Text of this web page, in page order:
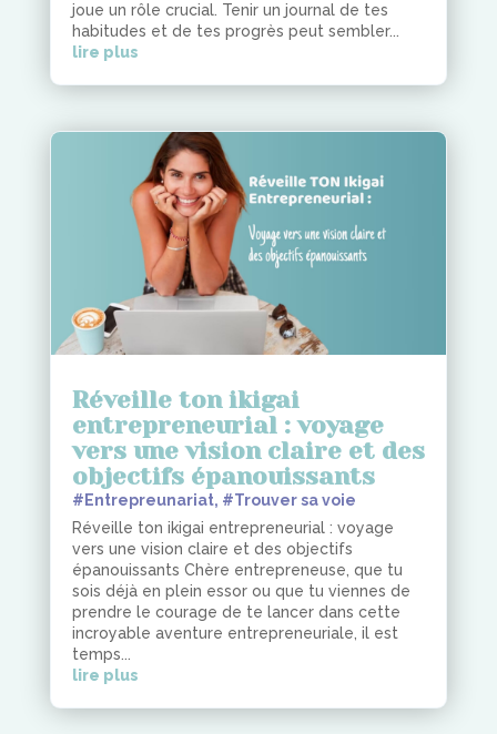
joue un rôle crucial. Tenir un journal de tes
habitudes et de tes progrès peut sembler...
lire plus
Réveille ton ikigai
entrepreneurial : voyage
vers une vision claire et des
objectifs épanouissants
#Entrepreunariat, #Trouver sa voie
Réveille ton ikigai entrepreneurial : voyage
vers une vision claire et des objectifs
épanouissants Chère entrepreneuse, que tu
sois déjà en plein essor ou que tu viennes de
prendre le courage de te lancer dans cette
incroyable aventure entrepreneuriale, il est
temps...
lire plus